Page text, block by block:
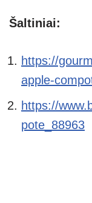
Šaltiniai:
https://
apple-
https://
pote_88963